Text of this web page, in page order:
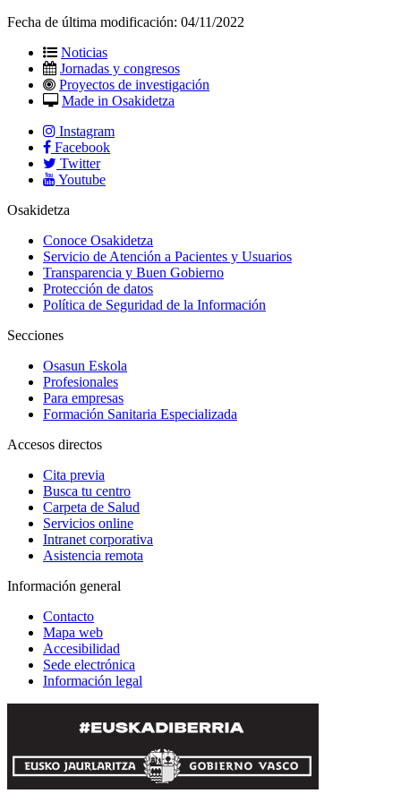
Fecha de última modificación: 04/11/2022
Noticias
Jornadas y congresos
Proyectos de investigación
Made in Osakidetza
Instagram
Facebook
Twitter
Youtube
Osakidetza
Conoce Osakidetza
Servicio de Atención a Pacientes y Usuarios
Transparencia y Buen Gobierno
Protección de datos
Política de Seguridad de la Información
Secciones
Osasun Eskola
Profesionales
Para empresas
Formación Sanitaria Especializada
Accesos directos
Cita previa
Busca tu centro
Carpeta de Salud
Servicios online
Intranet corporativa
Asistencia remota
Información general
Contacto
Mapa web
Accesibilidad
Sede electrónica
Información legal